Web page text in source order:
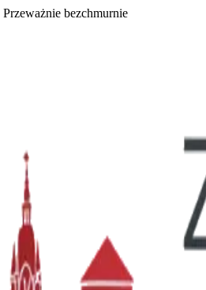
Przeważnie bezchmurnie